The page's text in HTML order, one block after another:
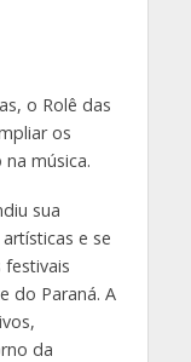
o Rolê das
os
música.
sua
e se
do Paraná. A
da